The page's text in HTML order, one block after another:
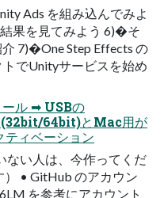
Ads を組み込んでみよ
果を見てみよう 6)�そ
7)�One Step Effects の
でUnityサービスを始め
ル ➡ USBの
64bit)とMac用が
ィベーション
ない人は、今作ってくだ
） • GitHub のアカウン
を参考にアカウント